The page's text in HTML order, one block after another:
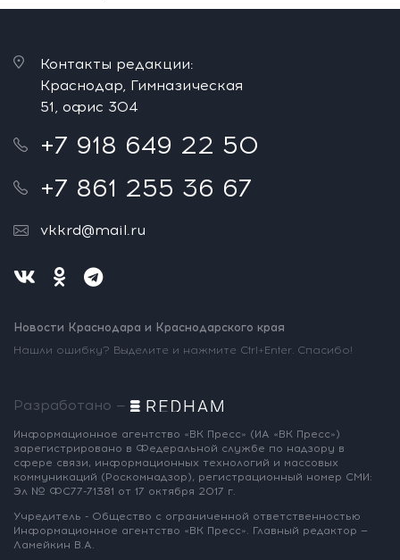
Контакты редакции:
Краснодар, Гимназическая
51, офис 304
+7 918 649 22 50
+7 861 255 36 67
vkkrd@mail.ru
Новости Краснодара и Краснодарского края
Нашли ошибку? Выделите и нажмите Ctrl+Enter. Спасибо!
Разработано —
Информационное агентство «ВК Пресс» (ИА «ВК Пресс»)
зарегистрировано в Федеральной службе по надзору в
сфере связи, информационных технологий и массовых
коммуникаций (Роскомнадзор), регистрационный номер СМИ:
Эл № ФС77-71381 от 17 октября 2017 г.
Учредитель - Общество с ограниченной ответственностью
Информационное агентство «ВК Пресс». Главный редактор —
Ламейкин В.А.